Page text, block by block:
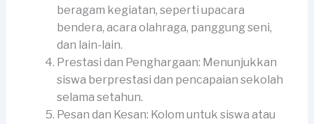
beragam kegiatan, seperti upacara
bendera, acara olahraga, panggung seni,
dan lain-lain.
Prestasi dan Penghargaan: Menunjukkan
siswa berprestasi dan pencapaian sekolah
selama setahun.
Pesan dan Kesan: Kolom untuk siswa atau